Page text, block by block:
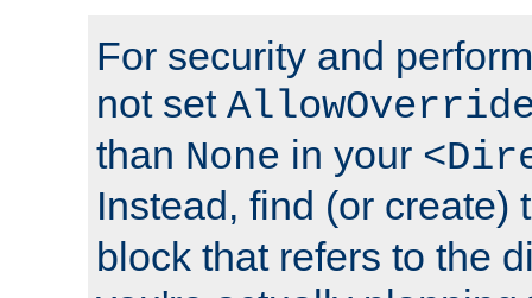
For security and
not set
than None in your
Instead, find (or create)
block that refers to the